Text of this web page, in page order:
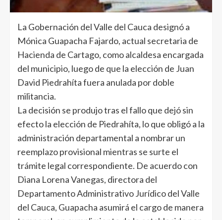
La Gobernación del Valle del Cauca designó a
Mónica Guapacha Fajardo, actual secretaria de
Hacienda de Cartago, como alcaldesa encargada
del municipio, luego de que la elección de Juan
David Piedrahíta fuera anulada por doble
militancia.
La decisión se produjo tras el fallo que dejó sin
efecto la elección de Piedrahíta, lo que obligó a la
administración departamental a nombrar un
reemplazo provisional mientras se surte el
trámite legal correspondiente. De acuerdo con
Diana Lorena Vanegas, directora del
Departamento Administrativo Jurídico del Valle
del Cauca, Guapacha asumirá el cargo de manera